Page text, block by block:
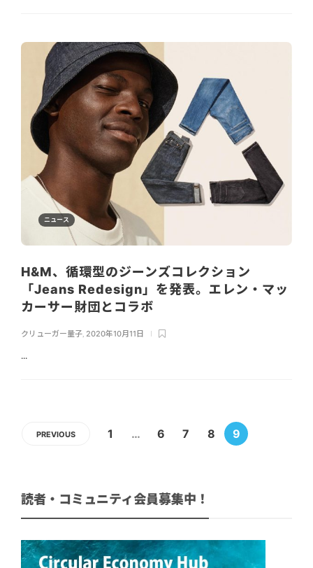
ニュース
H&M、循環型のジーンズコレクション
「Jeans Redesign」を発表。エレン・マッ
カーサー財団とコラボ
クリューガー量子, 2020年10月11日
...
PREVIOUS 1 … 6 7 8 9
読者・コミュニティ会員募集中！